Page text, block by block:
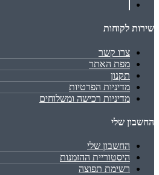
שירות לקוחות
צרו קשר
מפת האתר
תקנון
מדיניות הפרטיות
מדיניות רכישה ומשלוחים
החשבון שלי
החשבון שלי
היסטוריית ההזמנות
רשימת תפוצה